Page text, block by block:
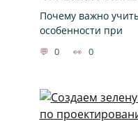
Почему важно
особенности при
0 0